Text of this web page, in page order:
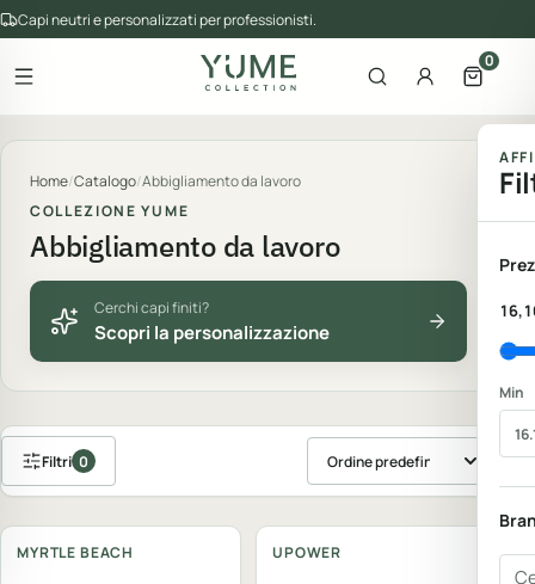
Capi neutri e personalizzati per professionisti.
Apri il menu
del catalogo
Apri la ricerca
AccountApri il
0
Home/Catalogo/Abbigliamento da lavoro
COLLEZIONE YUME
Abbigliamento da lavoro
Cerchi capi finiti?
Scopri la personalizzazione
Min
Filtri 0 Ordina prodotti
Personalizzabile
MYRTLE BEACH
Personalizzabile
UPOWER